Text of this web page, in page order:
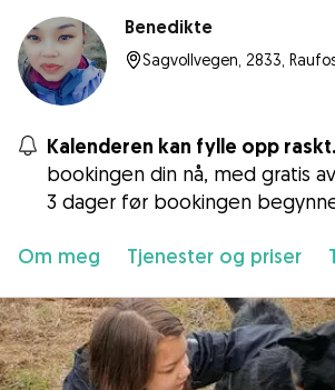
Benedikte
Sagvollvegen, 2833,
Kalenderen kan fylle opp raskt.
bookingen din nå, med gratis
3 dager før bookingen
Om meg Tjenester og priser